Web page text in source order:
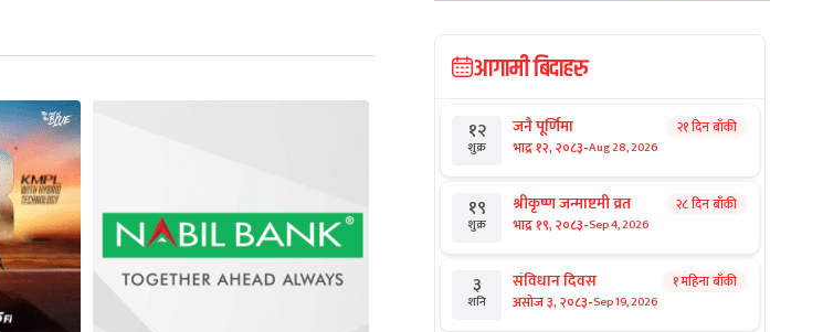
आगामी बिदाहरु
१२
शुक्र
जनै पूर्णिमा
भाद्र १२, २०८३-Aug 28, 2026
२१ दिन बाँकी
१९
शुक्र
श्रीकृष्ण जन्माष्टमी व्रत
भाद्र १९, २०८३-Sep 4, 2026
२८ दिन बाँकी
३
शनि
संविधान दिवस
असोज ३, २०८३-Sep 19, 2026
१ महिना बाँकी